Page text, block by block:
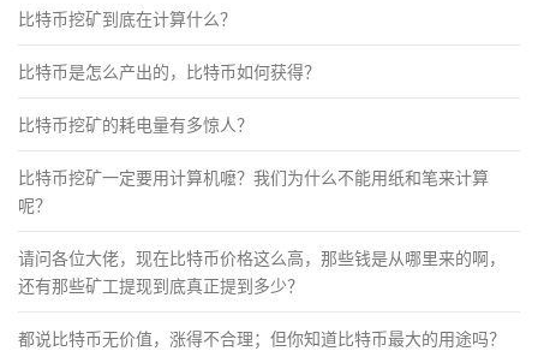
比特币挖矿到底在计算什么？
比特币是怎么产出的，比特币如何获得？
比特币挖矿的耗电量有多惊人？
比特币挖矿一定要用计算机嚒？我们为什么不能用纸和笔来计算
呢？
请问各位大佬，现在比特币价格这么高，那些钱是从哪里来的啊，
还有那些矿工提现到底真正提到多少？
都说比特币无价值，涨得不合理；但你知道比特币最大的用途吗？